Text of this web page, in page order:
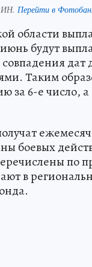
Перейти в
области
будут
дат
Таким
за 6-е число,
боевых
по
в